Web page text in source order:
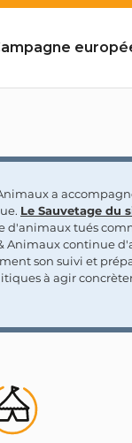
a
Le Sauvetage du
d'animaux tués
Animaux continue
son suivi et
à agir